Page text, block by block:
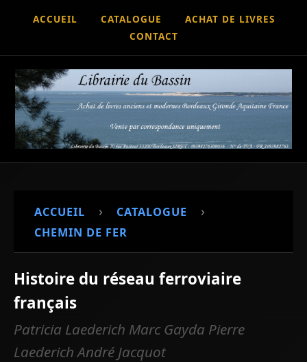
ACCUEIL CATALOGUE
ACHAT DE LIVRES
CONTACT
ACCUEIL › CATALOGUE ›
CHEMIN DE FER
Histoire du réseau ferroviaire
français
Patricia Laederich Marc Gayda Pierre
Laederich André Jacquot